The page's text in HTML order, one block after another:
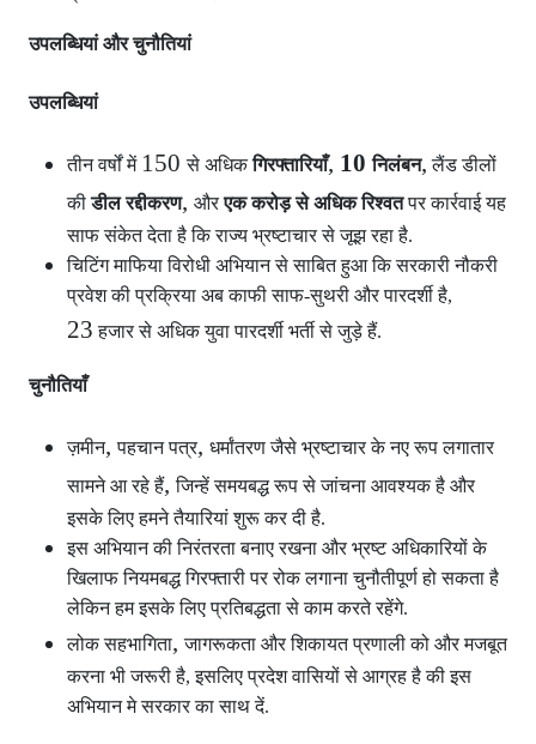
उपलब्धियां और चुनौतियां
उपलब्धियां
तीन वर्षों में 150से अधिकगिरफ्तारियाँ, 10निलंबन, लैंड डीलों
की डील रद्दीकरण, और एक करोड़ से अधिक रिश्वत पर कार्रवाई यह
साफ संकेत देता है कि राज्य भ्रष्टाचार से जूझ रहा है.
चिटिंग माफिया विरोधी अभियान से साबित हुआ कि सरकारी नौकरी
प्रवेश की प्रक्रिया अब काफी साफ-सुथरी और पारदर्शी है,
23 हजार से अधिक युवा पारदर्शी भर्ती से जुड़े हैं.
चुनौतियाँ
ज़मीन,पहचान पत्र, धर्मांतरण जैसे भ्रष्टाचार के नए रूप लगातार
सामने आ रहे हैं,जिन्हें समयबद्ध रूप से जांचना आवश्यक है और
इसके लिए हमने तैयारियां शुरू कर दी है.
इस अभियान की निरंतरता बनाए रखना और भ्रष्ट अधिकारियों के
खिलाफ नियमबद्ध गिरफ्तारी पर रोक लगाना चुनौतीपूर्ण हो सकता है
लेकिन हम इसके लिए प्रतिबद्धता से काम करते रहेंगे.
लोक सहभागिता,जागरूकता और शिकायत प्रणाली को और मजबूत
करना भी जरूरी है, इसलिए प्रदेश वासियों से आग्रह है की इस
अभियान मे सरकार का साथ दें.